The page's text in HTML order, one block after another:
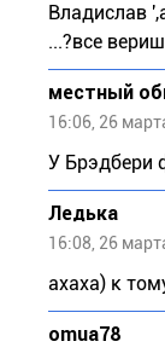
Владислав
...?все
местный
16:06, 26
У Брэдбери
Ледька
16:08, 26
ахаха) к
omua78